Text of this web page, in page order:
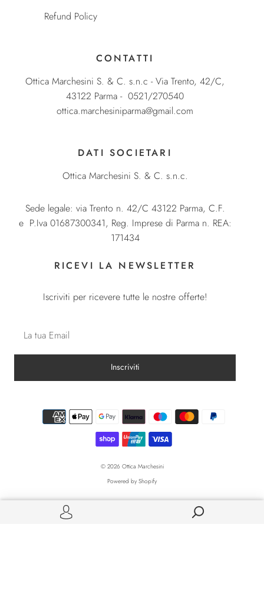
Refund Policy
CONTATTI
Ottica Marchesini S. & C. s.n.c - Via Trento, 42/C,
43122 Parma - 0521/270540
ottica.marchesiniparma@gmail.com
DATI SOCIETARI
Ottica Marchesini S. & C. s.n.c.
Sede legale: via Trento n. 42/C 43122 Parma, C.F.
e P.Iva 01687300341, Reg. Imprese di Parma n. REA:
171434
RICEVI LA NEWSLETTER
Iscriviti per ricevere tutte le nostre offerte!
© 2026 Ottica Marchesini
Powered by Shopify